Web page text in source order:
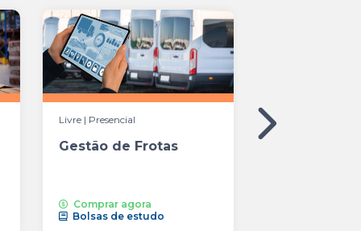
Livre | Presencial
Gestão de Frotas
Comprar agora
Bolsas de estudo
Livre | Presencial